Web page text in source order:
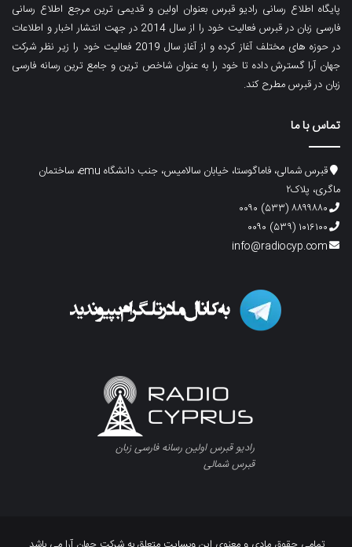
پایگاه اطلاع رسانی رادیو قبرس بعنوان اولین و قدیمی ترین مرجع اطلاع رسانی
فارسی زبان در قبرس فعالیت خود را از سال 2014 در جهت انتشار اخبار و اطلاعات
در حوزه های مختلف آغاز کرده و از آغاز سال 2019 فعالیت خود را زیر نظر شرکت
جهان آرا گسترش داده تا خود را به عنوان شاخص ترین و جامع ترین رسانه فارسی
زبان در قبرس مطرح کند.
تماس با ما
قبرس شمالی، فاماگوستا، خیابان سالامیس، جنب دانشگاه emu، ساختمان
ماگری، پلاک۲
۸۸۹۹۸۸۰ (۵۳۳) ۰۰۹۰
۱۰۱۶۱۰۰ (۵۳۹) ۰۰۹۰
info@radiocyp.com
رادیو قبرس اولین رسانه فارسی زبان
قبرس شمالی